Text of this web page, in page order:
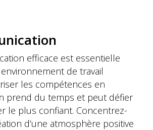
efficace est essentielle
de travail
les compétences en
prend du temps et peut défier
le plus confiant. Concentrez-
d’une atmosphère positive